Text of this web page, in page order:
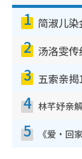
1
2
3
4
5